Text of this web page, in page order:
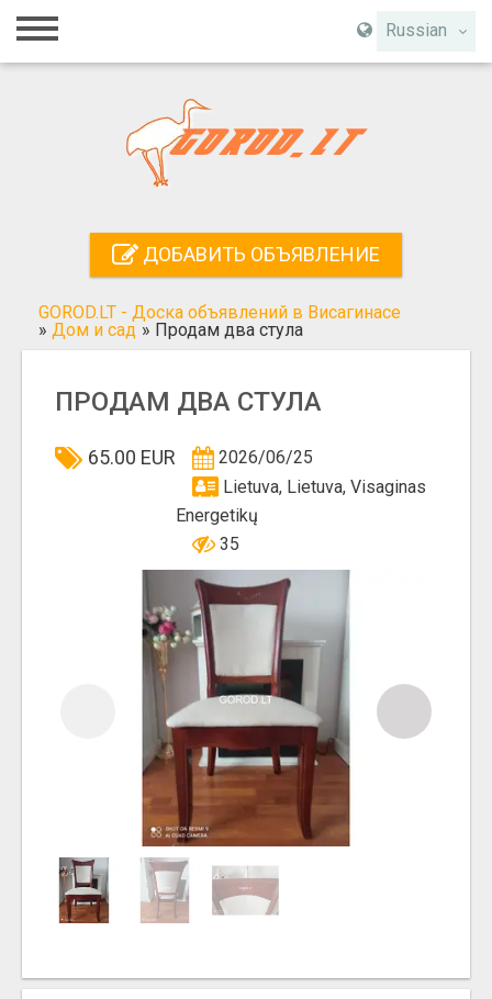
Russian
Главная
Регистрация
Поиск
ДОБАВИТЬ ОБЪЯВЛЕНИЕ
GOROD.LT - Доска объявлений в Висагинасе
» Дом и сад » Продам два стула
ПРОДАМ ДВА СТУЛА
65.00 EUR
2026/06/25
Lietuva, Lietuva, Visaginas
Energetikų
35